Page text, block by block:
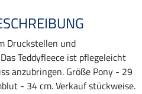
Druckstellen und
Teddyfleece ist pflegeleicht
anzubringen. Größe Pony - 29
- 34 cm. Verkauf stückweise.